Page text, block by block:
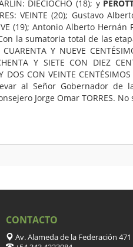
DIECIOCHO (18); y
VEINTE (20); Gustavo
(19); Antonio Alberto Hernán
Con la sumatoria total de
Y NUEVE
Y SIETE CON DIEZ
Y DOS CON VEINTE
al Señor Gobernador
Jorge Omar TORRES.
CONTACTO
Av. Alameda de la Federación 471